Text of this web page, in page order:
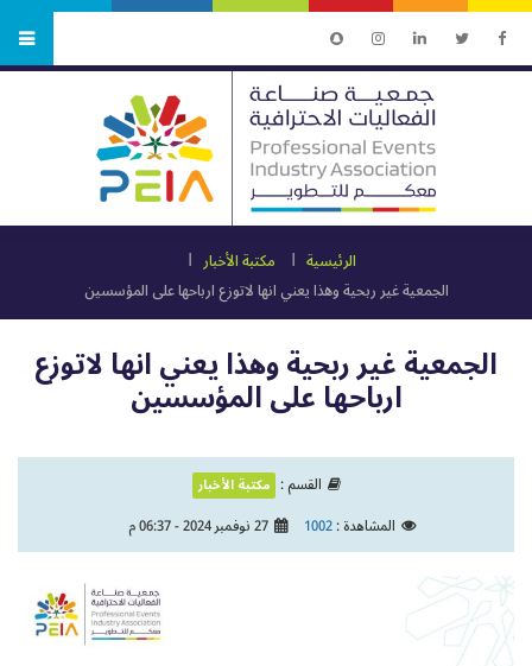
الرئيسية
مكتبة الأخبار
الجمعية غير ربحية وهذا يعني انها لاتوزع ارباحها على المؤسسين
الجمعية غير ربحية وهذا يعني انها لاتوزع
ارباحها على المؤسسين
القسم : مكتبة الأخبار
المشاهدة :1002 27 نوفمبر 2024 - 06:37 م